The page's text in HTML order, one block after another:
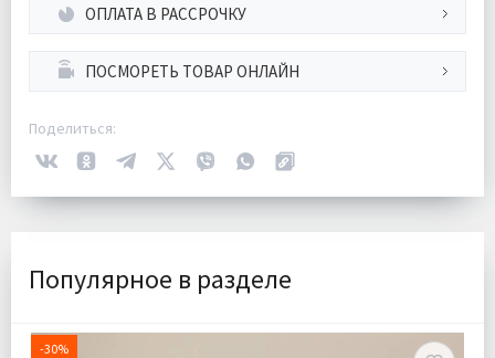
ОПЛАТА В РАССРОЧКУ
ПОСМОРЕТЬ ТОВАР ОНЛАЙН
Поделиться:
Популярное в разделе
-30%